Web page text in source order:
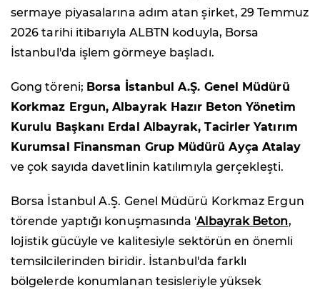
sermaye piyasalarına adım atan şirket, 29 Temmuz
2026 tarihi itibarıyla ALBTN koduyla, Borsa
İstanbul'da işlem görmeye başladı.
Gong töreni; Borsa İstanbul A.Ş. Genel Müdürü
Korkmaz Ergun, Albayrak Hazır Beton Yönetim
Kurulu Başkanı Erdal Albayrak, Tacirler Yatırım
Kurumsal Finansman Grup Müdürü Ayça Atalay
ve çok sayıda davetlinin katılımıyla gerçekleşti.
Borsa İstanbul A.Ş. Genel Müdürü Korkmaz Ergun
törende yaptığı konuşmasında 'Albayrak Beton,
lojistik gücüyle ve kalitesiyle sektörün en önemli
temsilcilerinden biridir. İstanbul'da farklı
bölgelerde konumlanan tesisleriyle yüksek